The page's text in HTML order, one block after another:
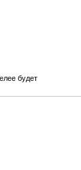
будет